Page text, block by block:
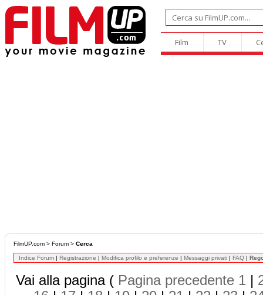
Film TV
FilmUP.com > Forum > Cerca
Indice Forum | Registrazione | Modifica profilo e preferenze | Messaggi privati | FAQ |
Vai alla pagina ( Pagina precedente 1 |